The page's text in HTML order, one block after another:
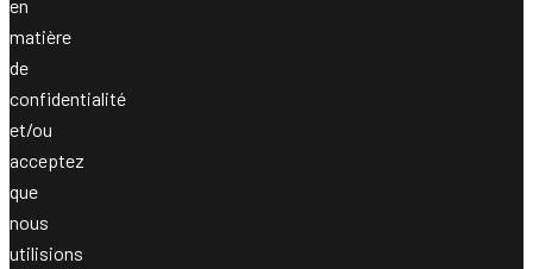
en
matière
de
confidentialité
et/ou
acceptez
que
nous
utilisions